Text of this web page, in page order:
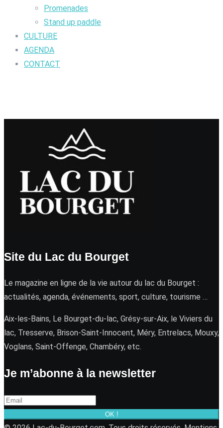
Promenades
Stand up paddle
CULTURE
AGENDA
CONTACT
Site du Lac du Bourget
Le magazine en ligne de la vie autour du lac du Bourget :
actualités, agenda, événements, sport, culture, tourisme …
Aix-les-Bains, Le Bourget-du-lac, Grésy-sur-Aix, le Viviers du
lac, Tresserve, Brison-Saint-Innocent, Méry, Entrelacs, Mouxy,
Voglans, Saint-Offenge, Chambéry, etc.
Je m’abonne à la newsletter
OK !